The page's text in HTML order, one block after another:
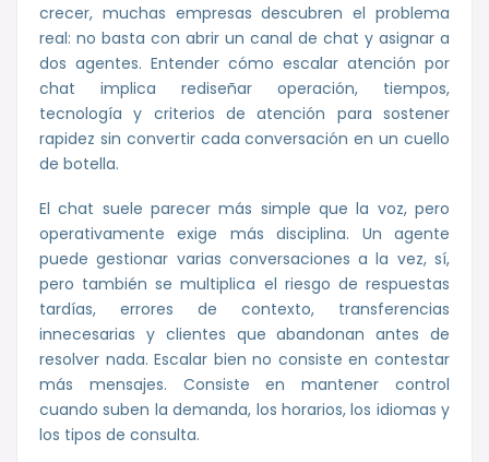
crecer, muchas empresas descubren el problema
real: no basta con abrir un canal de chat y asignar a
dos agentes. Entender cómo escalar atención por
chat implica rediseñar operación, tiempos,
tecnología y criterios de atención para sostener
rapidez sin convertir cada conversación en un cuello
de botella.
El chat suele parecer más simple que la voz, pero
operativamente exige más disciplina. Un agente
puede gestionar varias conversaciones a la vez, sí,
pero también se multiplica el riesgo de respuestas
tardías, errores de contexto, transferencias
innecesarias y clientes que abandonan antes de
resolver nada. Escalar bien no consiste en contestar
más mensajes. Consiste en mantener control
cuando suben la demanda, los horarios, los idiomas y
los tipos de consulta.